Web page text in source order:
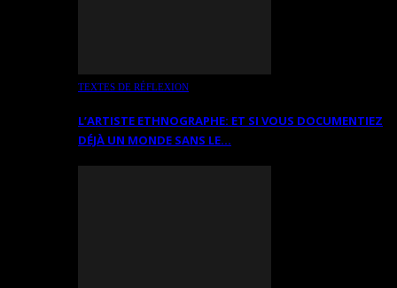
TEXTES DE RÉFLEXION
L’ARTISTE ETHNOGRAPHE: ET SI VOUS DOCUMENTIEZ
DÉJÀ UN MONDE SANS LE…